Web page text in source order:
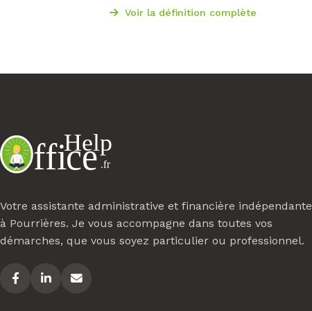
Voir la définition complète
Votre assistante administrative et financière indépendante
à Pourrières. Je vous accompagne dans toutes vos
démarches, que vous soyez particulier ou professionnel.